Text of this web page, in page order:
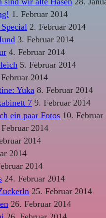
1. Februar 2014
2. Februar 2014
3. Februar 2014
4. Februar 2014
5. Februar 2014
2014
Yuka 8. Februar 2014
7 9. Februar 2014
ein paar Fotos 10. Februar
2014
2014
2014
2014
24. Februar 2014
25. Februar 2014
26. Februar 2014